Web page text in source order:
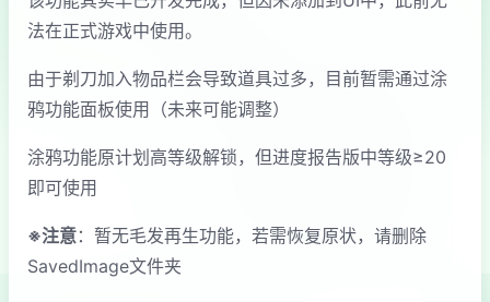
法在正式游戏中使用。
由于剃刀加入物品栏会导致道具过多，目前暂需通过涂
鸦功能面板使用（未来可能调整）
涂鸦功能原计划高等级解锁，但进度报告版中等级≥20
即可使用
※注意：暂无毛发再生功能，若需恢复原状，请删除
SavedImage文件夹